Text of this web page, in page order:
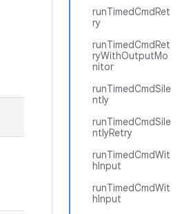
runTimedCmdRet
ry
runTimedCmdRet
ryWithOutputMo
nitor
runTimedCmdSile
ntly
runTimedCmdSile
ntlyRetry
runTimedCmdWit
hInput
runTimedCmdWit
hInput